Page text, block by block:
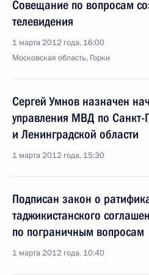
Совещание по вопросам
телевидения
1 марта 2012 года, 16:00
Московская область, Горки
Сергей Умнов назначен
управления МВД по Санкт-
и Ленинградской области
1 марта 2012 года, 15:30
Подписан закон о
таджикистанского
по пограничным вопросам
1 марта 2012 года, 10:40